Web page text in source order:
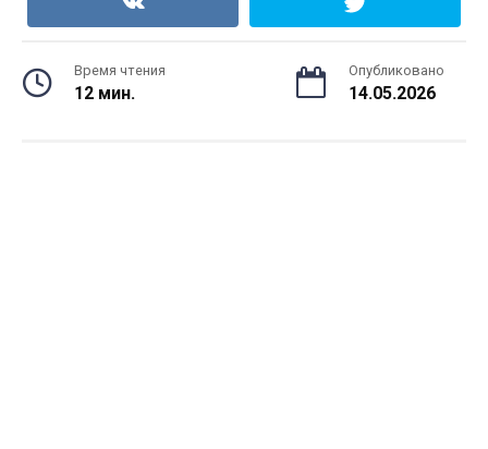
Время чтения
12 мин.
Опубликовано
14.05.2026